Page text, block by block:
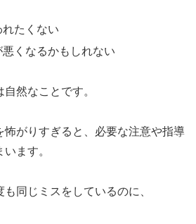
たくない
くなるかもしれない
然なことです。
怖がりすぎると、必要な注意や指導
ます。
同じミスをしているのに、